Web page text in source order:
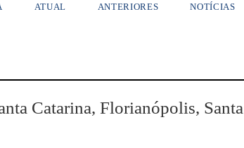
ATUAL ANTERIORES NOTÍCIAS
Catarina, Florianópolis, Santa